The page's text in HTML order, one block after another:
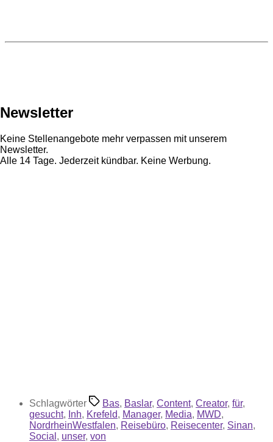
Newsletter
Keine Stellenangebote mehr verpassen mit unserem
Newsletter.
Alle 14 Tage. Jederzeit kündbar. Keine Werbung.
Schlagwörter Bas, Baslar, Content, Creator, für,
gesucht, Inh, Krefeld, Manager, Media, MWD,
NordrheinWestfalen, Reisebüro, Reisecenter, Sinan,
Social , unser, von